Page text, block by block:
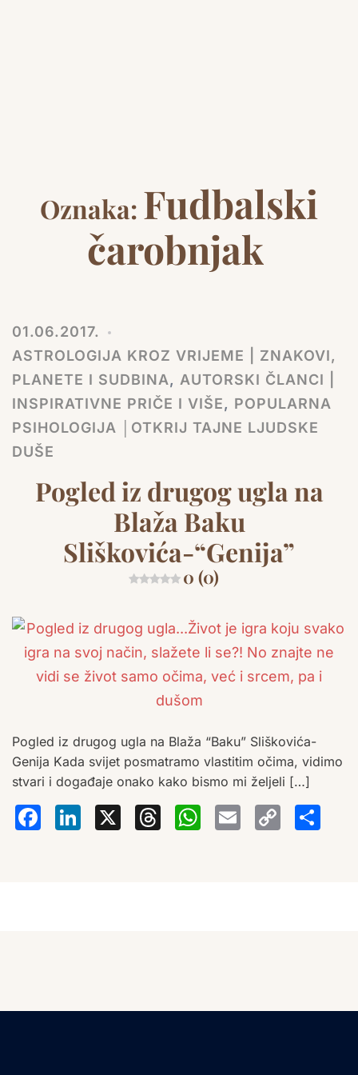
Oznaka: Fudbalski
čarobnjak
01.06.2017.
ASTROLOGIJA KROZ VRIJEME | ZNAKOVI,
PLANETE I SUDBINA, AUTORSKI ČLANCI |
INSPIRATIVNE PRIČE I VIŠE, POPULARNA
PSIHOLOGIJA │OTKRIJ TAJNE LJUDSKE
DUŠE
Pogled iz drugog ugla na
Blaža Baku
Sliškovića-“Genija”
0 (0)
Pogled iz drugog ugla na Blaža “Baku” Sliškovića-
Genija Kada svijet posmatramo vlastitim očima, vidimo
stvari i događaje onako kako bismo mi željeli […]
Facebook
LinkedIn
X Threads
Email